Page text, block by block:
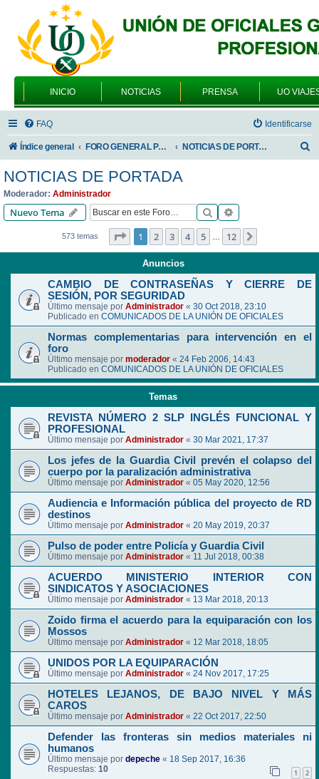
INICIO NOTICIAS PRENSA UO
FAQ Identificarse
Índice general FORO GENERAL PARA TODOS LOS USUARIOS NOTICIAS DE PORTADA
NOTICIAS DE PORTADA
Moderador: Administrador
Nuevo Tema Buscar
573 temas Página de 12
1 2 3 4 5 … 12
Anuncios
CAMBIO DE CONTRASEÑAS Y CIERRE DE
SESIÓN, POR SEGURIDAD
Último mensaje por Administrador « 30 Oct 2018, 23:10
Publicado en COMUNICADOS DE LA UNIÓN DE OFICIALES
Normas complementarias para intervención en el
foro
Último mensaje por moderador « 24 Feb 2006, 14:43
Publicado en COMUNICADOS DE LA UNIÓN DE OFICIALES
Temas
REVISTA NÚMERO 2 SLP INGLÉS FUNCIONAL Y
PROFESIONAL
Último mensaje por Administrador « 30 Mar 2021, 17:37
Los jefes de la Guardia Civil prevén el colapso del
cuerpo por la paralización administrativa
Último mensaje por Administrador « 05 May 2020, 12:56
Audiencia e Información pública del proyecto de RD
destinos
Último mensaje por Administrador « 20 May 2019, 20:37
Pulso de poder entre Policía y Guardia Civil
Último mensaje por Administrador « 11 Jul 2018, 00:38
ACUERDO MINISTERIO INTERIOR CON
SINDICATOS Y ASOCIACIONES
Último mensaje por Administrador « 13 Mar 2018, 20:13
Zoido firma el acuerdo para la equiparación con los
Mossos
Último mensaje por Administrador « 12 Mar 2018, 18:05
UNIDOS POR LA EQUIPARACIÓN
Último mensaje por Administrador « 24 Nov 2017, 17:25
HOTELES LEJANOS, DE BAJO NIVEL Y MÁS
CAROS
Último mensaje por Administrador « 22 Oct 2017, 22:50
Defender las fronteras sin medios materiales ni
humanos
Último mensaje por depeche « 18 Sep 2017, 16:36
Respuestas: 10 1 2